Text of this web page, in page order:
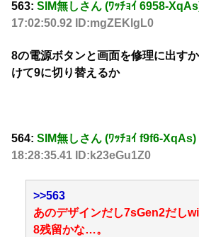
563: SIM無しさん (ﾜｯﾁｮｲ 6958-
17:02:50.92 ID:mgZEKlgL0
8の電源ボタンと画面を修理に出す
けて9に切り替えるか
564: SIM無しさん (ﾜｯﾁｮｲ f9f6-XqAs)
18:28:35.41 ID:k23eGu1Z0
>>563
あのデザインだし7sGen2だし
8残留かな…。